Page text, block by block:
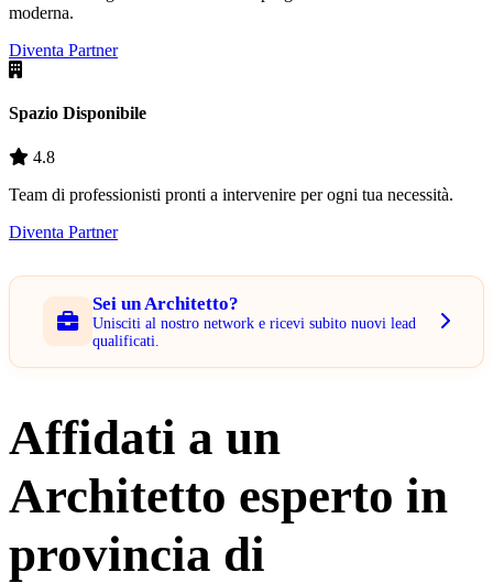
moderna.
Diventa Partner
Spazio Disponibile
4.8
Team di professionisti pronti a intervenire per ogni tua necessità.
Diventa Partner
Sei un Architetto?
Unisciti al nostro network e ricevi subito nuovi lead
qualificati.
Affidati a un
Architetto esperto in
provincia di